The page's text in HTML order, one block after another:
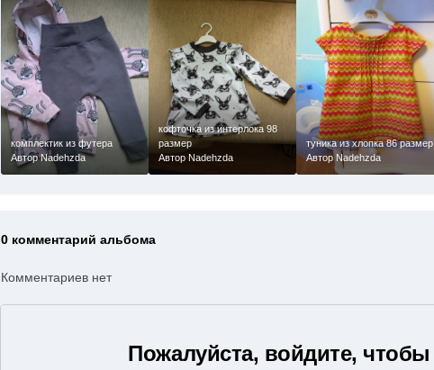
комплектик из футера
Автор Nadehzda
кофточка из интерлока 98
размер
Автор Nadehzda
туника из хлопка 86 размер
Автор Nadehzda
0 комментарий альбома
Комментариев нет
Пожалуйста, войдите,